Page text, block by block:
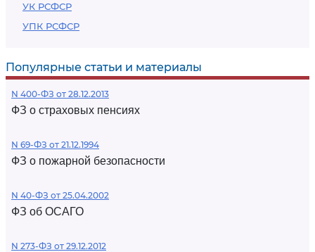
УК РСФСР
УПК РСФСР
Популярные статьи и материалы
N 400-ФЗ от 28.12.2013
ФЗ о страховых пенсиях
N 69-ФЗ от 21.12.1994
ФЗ о пожарной безопасности
N 40-ФЗ от 25.04.2002
ФЗ об ОСАГО
N 273-ФЗ от 29.12.2012